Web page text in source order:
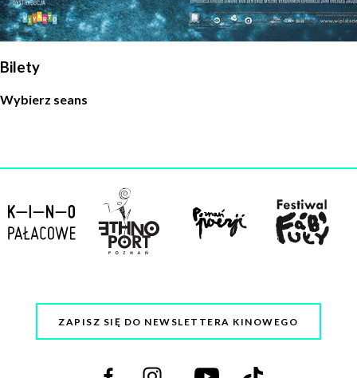
Bilety
Wybierz seans
ZAPISZ SIĘ DO NEWSLETTERA KINOWEGO
Odwiedź Odwiedź
Odwiedź
Odwiedź